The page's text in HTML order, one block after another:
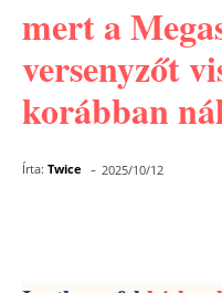
mert a
versenyzőt
korábban
Írta: Twice - 2025/10/12